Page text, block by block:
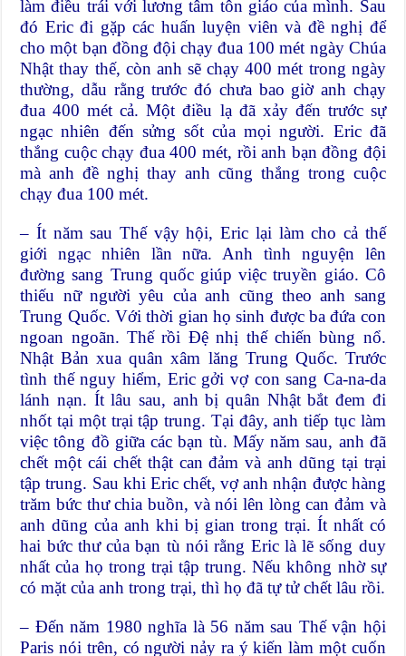
làm điều trái với lương tâm tôn giáo của mình. Sau
đó Eric đi gặp các huấn luyện viên và đề nghị để
cho một bạn đồng đội chạy đua 100 mét ngày Chúa
Nhật thay thế, còn anh sẽ chạy 400 mét trong ngày
thường, dẫu rằng trước đó chưa bao giờ anh chạy
đua 400 mét cả. Một điều lạ đã xảy đến trước sự
ngạc nhiên đến sửng sốt của mọi người. Eric đã
thắng cuộc chạy đua 400 mét, rồi anh bạn đồng đội
mà anh đề nghị thay anh cũng thắng trong cuộc
chạy đua 100 mét.
– Ít năm sau Thế vậy hội, Eric lại làm cho cả thế
giới ngạc nhiên lần nữa. Anh tình nguyện lên
đường sang Trung quốc giúp việc truyền giáo. Cô
thiếu nữ người yêu của anh cũng theo anh sang
Trung Quốc. Với thời gian họ sinh được ba đứa con
ngoan ngoãn. Thế rồi Đệ nhị thế chiến bùng nổ.
Nhật Bản xua quân xâm lăng Trung Quốc. Trước
tình thế nguy hiểm, Eric gởi vợ con sang Ca-na-da
lánh nạn. Ít lâu sau, anh bị quân Nhật bắt đem đi
nhốt tại một trại tập trung. Tại đây, anh tiếp tục làm
việc tông đồ giữa các bạn tù. Mấy năm sau, anh đã
chết một cái chết thật can đảm và anh dũng tại trại
tập trung. Sau khi Eric chết, vợ anh nhận được hàng
trăm bức thư chia buồn, và nói lên lòng can đảm và
anh dũng của anh khi bị gian trong trại. Ít nhất có
hai bức thư của bạn tù nói rằng Eric là lẽ sống duy
nhất của họ trong trại tập trung. Nếu không nhờ sự
có mặt của anh trong trại, thì họ đã tự tử chết lâu rồi.
– Đến năm 1980 nghĩa là 56 năm sau Thế vận hội
Paris nói trên, có người nảy ra ý kiến làm một cuốn